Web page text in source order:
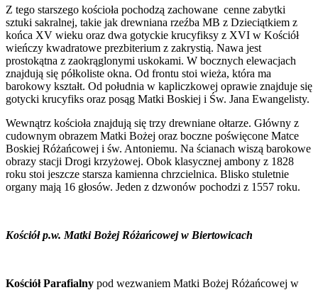
Z tego starszego kościoła pochodzą zachowane cenne zabytki
sztuki sakralnej, takie jak drewniana rzeźba MB z Dzieciątkiem z
końca XV wieku oraz dwa gotyckie krucyfiksy z XVI w Kościół
wieńczy kwadratowe prezbiterium z zakrystią. Nawa jest
prostokątna z zaokrąglonymi uskokami. W bocznych elewacjach
znajdują się półkoliste okna. Od frontu stoi wieża, która ma
barokowy kształt. Od południa w kapliczkowej oprawie znajduje się
gotycki krucyfiks oraz posąg Matki Boskiej i Św. Jana Ewangelisty.
Wewnątrz kościoła znajdują się trzy drewniane ołtarze. Główny z
cudownym obrazem Matki Bożej oraz boczne poświęcone Matce
Boskiej Różańcowej i św. Antoniemu. Na ścianach wiszą barokowe
obrazy stacji Drogi krzyżowej. Obok klasycznej ambony z 1828
roku stoi jeszcze starsza kamienna chrzcielnica. Blisko stuletnie
organy mają 16 głosów. Jeden z dzwonów pochodzi z 1557 roku.
Kościół p.w. Matki Bożej Różańcowej w Biertowicach
Kościół Parafialny pod wezwaniem Matki Bożej Różańcowej w